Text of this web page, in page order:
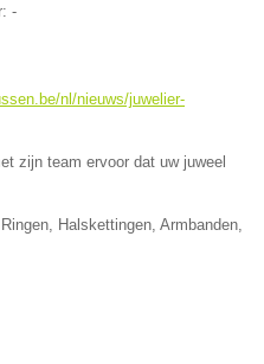
-
nl/nieuws/juwelier-
zijn team ervoor dat uw juweel
Halskettingen, Armbanden,